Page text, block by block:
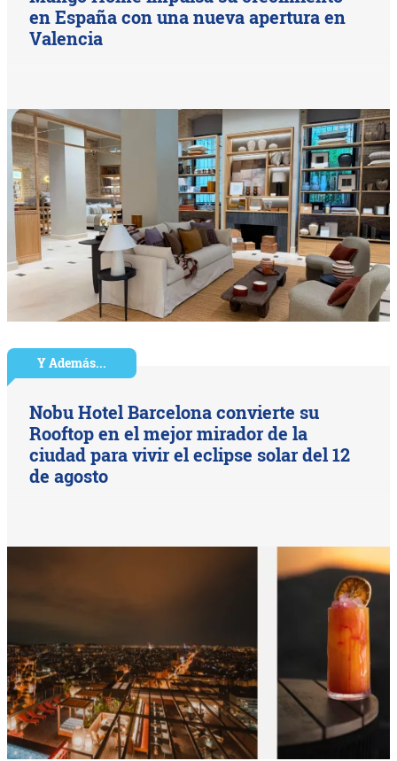
en España con una nueva apertura en
Valencia
Y Además...
Nobu Hotel Barcelona convierte su
Rooftop en el mejor mirador de la
ciudad para vivir el eclipse solar del 12
de agosto